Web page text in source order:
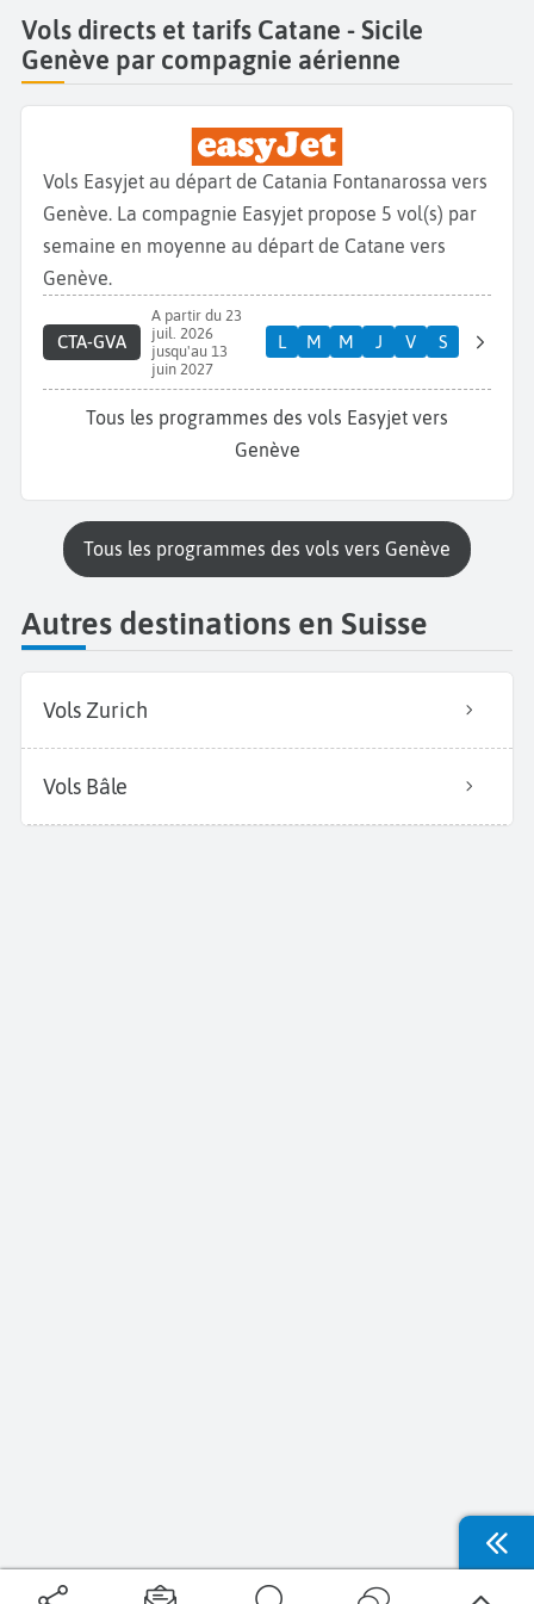
Vols directs et tarifs Catane - Sicile
Genève par compagnie aérienne
Vols Easyjet au départ de Catania Fontanarossa vers
Genève. La compagnie Easyjet propose 5 vol(s) par
semaine en moyenne au départ de Catane vers
Genève.
CTA-GVA
A partir du 23
juil. 2026
jusqu'au 13
juin 2027
L M M J V S
Tous les programmes des vols Easyjet vers
Genève
Tous les programmes des vols vers Genève
Autres destinations en Suisse
Vols Zurich
Vols Bâle